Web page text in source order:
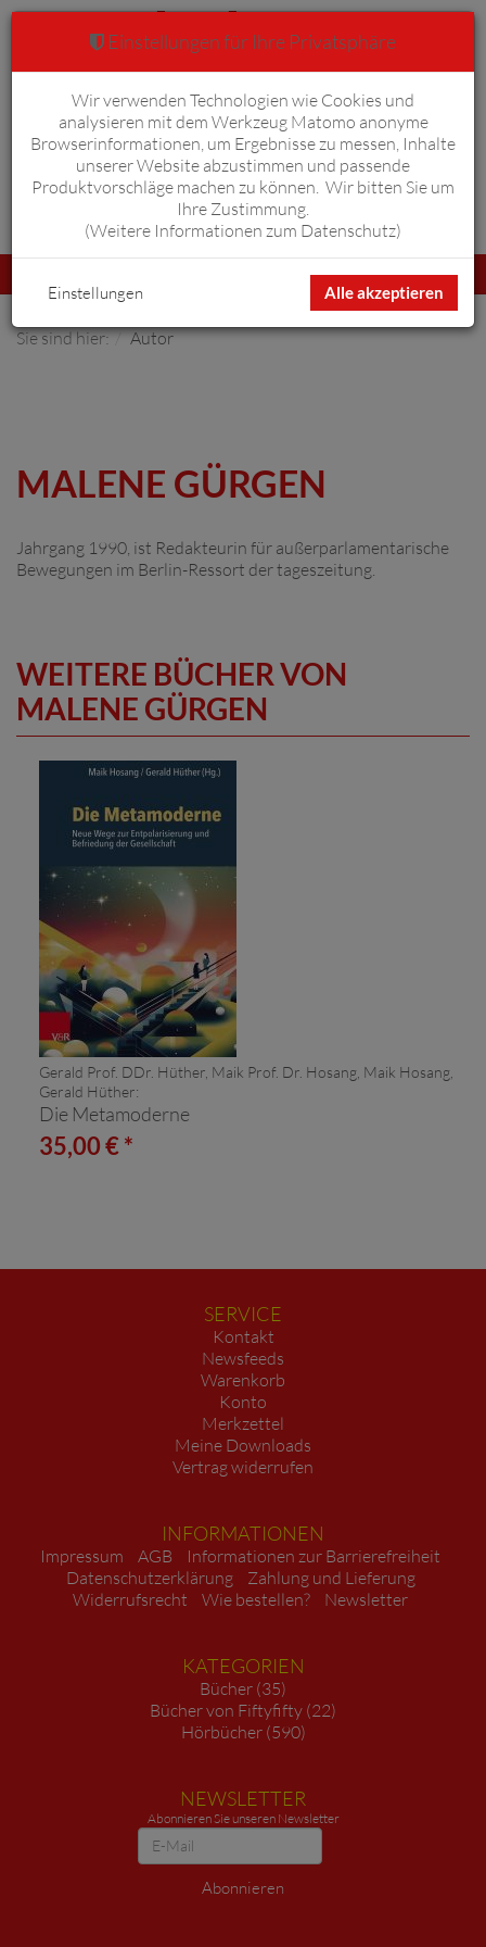
Anmelden Warenkorb 0
umschalten
Sie sind hier: Autor
MALENE GÜRGEN
Jahrgang 1990, ist Redakteurin für außerparlamentarische
Bewegungen im Berlin-Ressort der tageszeitung.
WEITERE BÜCHER VON
MALENE GÜRGEN
Gerald Prof. DDr. Hüther, Maik Prof. Dr. Hosang, Maik Hosang,
Gerald Hüther:
Die Metamoderne
35,00 € *
SERVICE
Kontakt
Newsfeeds
Warenkorb
Konto
Merkzettel
Meine Downloads
Vertrag widerrufen
INFORMATIONEN
Impressum AGB
Informationen zur Barrierefreiheit
Datenschutzerklärung
Zahlung und Lieferung
Widerrufsrecht
Wie bestellen? Newsletter
KATEGORIEN
Bücher (35)
Bücher von Fiftyfifty (22)
Hörbücher (590)
NEWSLETTER
Abonnieren Sie unseren Newsletter
Newsletter
Abonnieren
Einstellungen für Ihre Privatsphäre
Wir verwenden Technologien wie Cookies und
analysieren mit dem Werkzeug Matomo anonyme
Browserinformationen, um Ergebnisse zu messen, Inhalte
unserer Website abzustimmen und passende
Produktvorschläge machen zu können. Wir bitten Sie um
Ihre Zustimmung.
(Weitere Informationen zum Datenschutz)
Alle akzeptieren
Einstellungen